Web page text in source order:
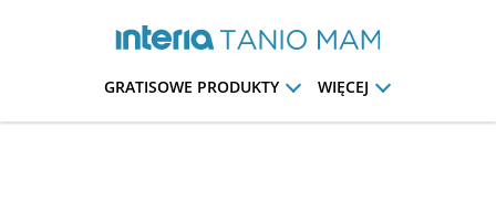
GRATISOWE PRODUKTY WIĘCEJ